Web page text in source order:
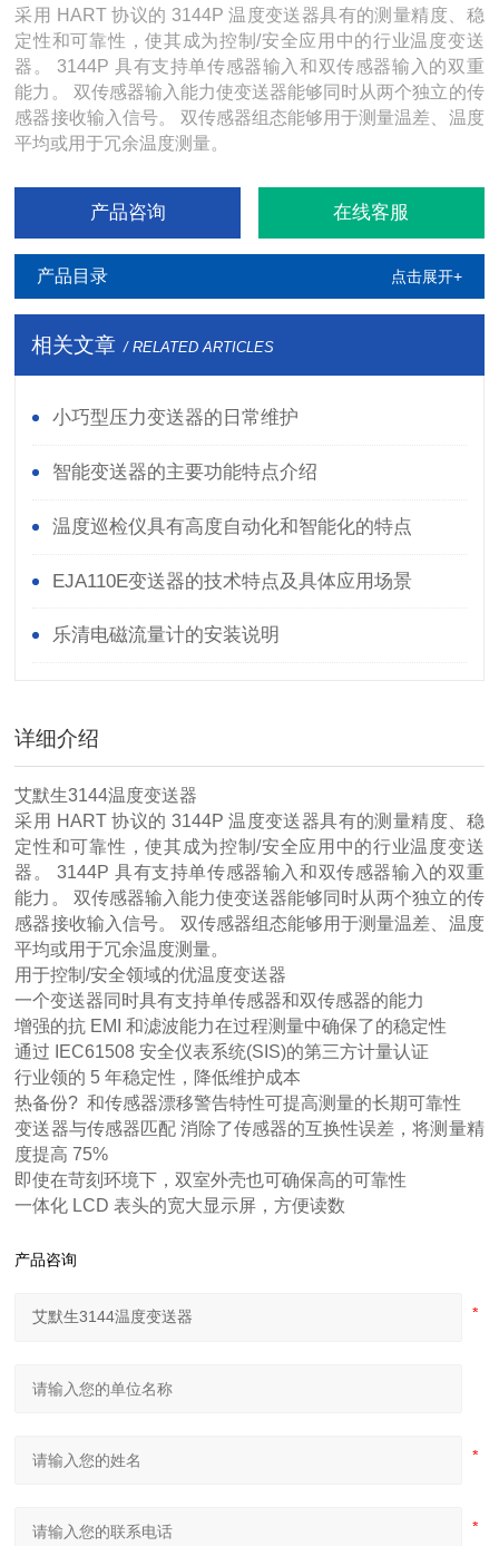
采用 HART 协议的 3144P 温度变送器具有的测量精度、稳
定性和可靠性，使其成为控制/安全应用中的行业温度变送
器。 3144P 具有支持单传感器输入和双传感器输入的双重
能力。 双传感器输入能力使变送器能够同时从两个独立的传
感器接收输入信号。 双传感器组态能够用于测量温差、温度
平均或用于冗余温度测量。
产品咨询 在线客服
产品目录 点击展开+
相关文章 / RELATED ARTICLES
小巧型压力变送器的日常维护
智能变送器的主要功能特点介绍
温度巡检仪具有高度自动化和智能化的特点
EJA110E变送器的技术特点及具体应用场景
乐清电磁流量计的安装说明
详细介绍
艾默生3144温度变送器
采用 HART 协议的 3144P 温度变送器具有的测量精度、稳
定性和可靠性，使其成为控制/安全应用中的行业温度变送
器。 3144P 具有支持单传感器输入和双传感器输入的双重
能力。 双传感器输入能力使变送器能够同时从两个独立的传
感器接收输入信号。 双传感器组态能够用于测量温差、温度
平均或用于冗余温度测量。
用于控制/安全领域的优温度变送器
一个变送器同时具有支持单传感器和双传感器的能力
增强的抗 EMI 和滤波能力在过程测量中确保了的稳定性
通过 IEC61508 安全仪表系统(SIS)的第三方计量认证
行业领的 5 年稳定性，降低维护成本
热备份? 和传感器漂移警告特性可提高测量的长期可靠性
变送器与传感器匹配 消除了传感器的互换性误差，将测量精
度提高 75%
即使在苛刻环境下，双室外壳也可确保高的可靠性
一体化 LCD 表头的宽大显示屏，方便读数
产品咨询